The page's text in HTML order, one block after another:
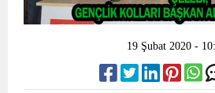
19 Şubat 2020 -